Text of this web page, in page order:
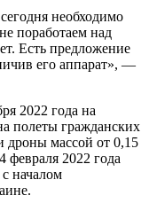
необходимо
поработаем над
Есть предложение
его аппарат», —
2022 года на
полеты гражданских
дроны массой от 0,15
февраля 2022 года
началом